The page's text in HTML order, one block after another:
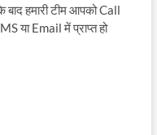
हमारी टीम आपको Call
या Email में प्राप्त हो